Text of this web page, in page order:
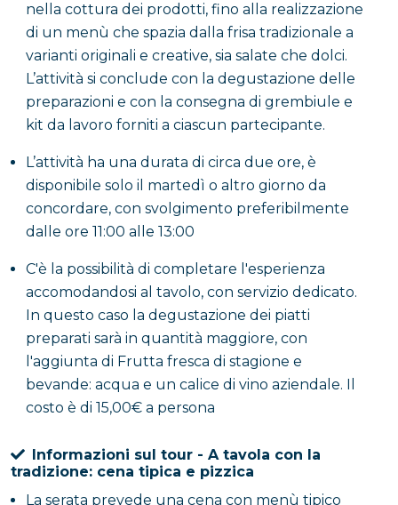
nella cottura dei prodotti, fino alla realizzazione
di un menù che spazia dalla frisa tradizionale a
varianti originali e creative, sia salate che dolci.
L’attività si conclude con la degustazione delle
preparazioni e con la consegna di grembiule e
kit da lavoro forniti a ciascun partecipante.
L’attività ha una durata di circa due ore, è
disponibile solo il martedì o altro giorno da
concordare, con svolgimento preferibilmente
dalle ore 11:00 alle 13:00
C'è la possibilità di completare l'esperienza
accomodandosi al tavolo, con servizio dedicato.
In questo caso la degustazione dei piatti
preparati sarà in quantità maggiore, con
l'aggiunta di Frutta fresca di stagione e
bevande: acqua e un calice di vino aziendale. Il
costo è di 15,00€ a persona
Informazioni sul tour - A tavola con la
tradizione: cena tipica e pizzica
La serata prevede una cena con menù tipico